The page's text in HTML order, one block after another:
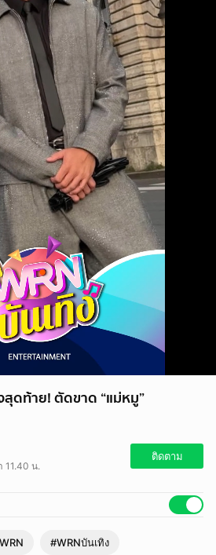
ดท้าย! ตัดขาด “แม่หมู”
11.40 น.
ติดตาม
#WRNบันเทิง